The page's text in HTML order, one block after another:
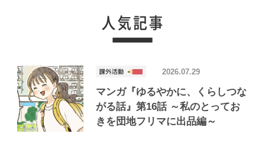
マンガ『ゆるやかに、くらしつな
がる話』第16話 ～私のとってお
きを団地フリマに出品編～
2026.07.29